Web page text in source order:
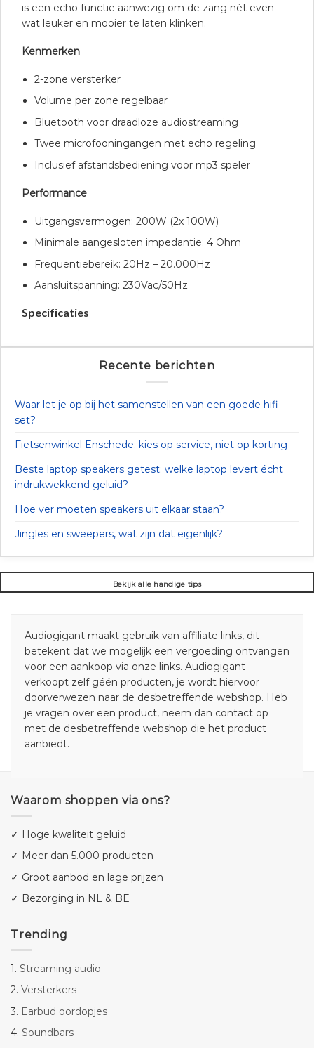
is een echo functie aanwezig om de zang nét even
wat leuker en mooier te laten klinken.
Kenmerken
2-zone versterker
Volume per zone regelbaar
Bluetooth voor draadloze audiostreaming
Twee microfooningangen met echo regeling
Inclusief afstandsbediening voor mp3 speler
Performance
Uitgangsvermogen: 200W (2x 100W)
Minimale aangesloten impedantie: 4 Ohm
Frequentiebereik: 20Hz – 20.000Hz
Aansluitspanning: 230Vac/50Hz
Specificaties
Recente berichten
Waar let je op bij het samenstellen van een goede hifi
set?
Fietsenwinkel Enschede: kies op service, niet op korting
Beste laptop speakers getest: welke laptop levert écht
indrukwekkend geluid?
Hoe ver moeten speakers uit elkaar staan?
Jingles en sweepers, wat zijn dat eigenlijk?
Bekijk alle handige tips
Audiogigant maakt gebruik van affiliate links, dit
betekent dat we mogelijk een vergoeding ontvangen
voor een aankoop via onze links. Audiogigant
verkoopt zelf géén producten, je wordt hiervoor
doorverwezen naar de desbetreffende webshop. Heb
je vragen over een product, neem dan contact op
met de desbetreffende webshop die het product
aanbiedt.
Waarom shoppen via ons?
✓ Hoge kwaliteit geluid
✓ Meer dan 5.000 producten
✓ Groot aanbod en lage prijzen
✓ Bezorging in NL & BE
Trending
1. Streaming audio
2. Versterkers
3. Earbud oordopjes
4. Soundbars